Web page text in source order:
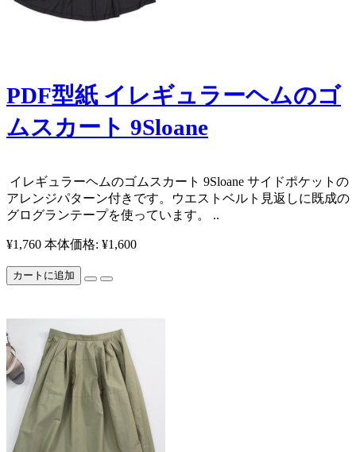
PDF型紙 イレギュラーヘムのゴ
ムスカート 9Sloane
​​​ イレギュラーヘムのゴムスカート 9Sloane サイドポケットの
アレンジパターン付きです。 ​ ウエストベルト見返しに既成の
グログランテープを使っています。 ..
¥1,760 本体価格: ¥1,600
カートに追加